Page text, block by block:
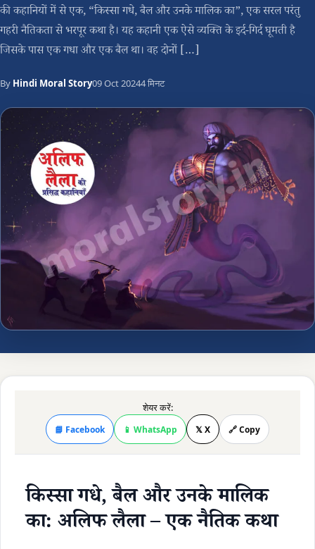
की कहानियों में से एक, “किस्सा गधे, बैल और उनके मालिक का”, एक सरल परंतु
गहरी नैतिकता से भरपूर कथा है। यह कहानी एक ऐसे व्यक्ति के इर्द-गिर्द घूमती है
जिसके पास एक गधा और एक बैल था। वह दोनों […]
By Hindi Moral Story09 Oct 20244 मिनट
शेयर करें:
📘 Facebook 📱 WhatsApp 𝕏 X 🔗 Copy
किस्सा गधे, बैल और उनके मालिक
का: अलिफ लैला – एक नैतिक कथा